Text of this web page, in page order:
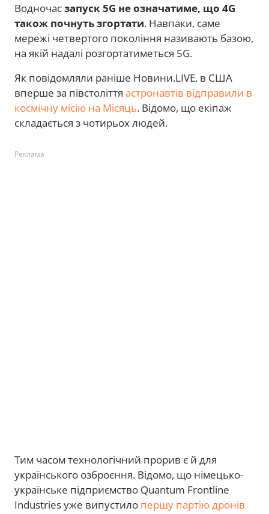
Водночасзапуск 5G не означатиме, що 4G
також почнуть згортати. Навпаки, саме
мережі четвертого покоління називають базою,
на якій надалі розгортатиметься 5G.
Як повідомляли раніше Новини.LIVE, в США
вперше за півстоліття астронавтів відправили в
космічну місію на Місяць. Відомо, що екіпаж
складається з чотирьох людей.
Реклама
Тим часом технологічний прорив є й для
українського озброєння. Відомо, що німецько-
українське підприємство Quantum Frontline
Industries уже випустило першу партію дронів